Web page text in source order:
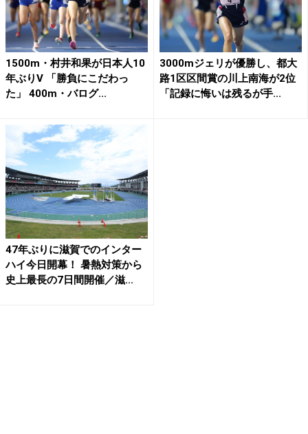
1500m・村井和果が日本人10
年ぶりV 「勝負にこだわっ
た」 400m・バログ...
3000mジェリが優勝し、都大
路1区区間賞の川上南海が2位
「記録に悔いは残るが手...
47年ぶりに滋賀でのインター
ハイ今日開幕！ 暑熱対策から
史上最長の7日間開催／滋...